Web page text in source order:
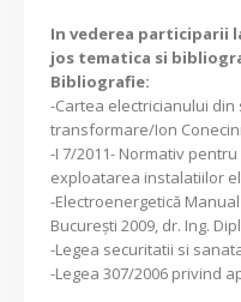
In vederea participarii
jos tematica si
Bibliografie:
-Cartea electricianului
transformare/Ion
-I 7/2011- Normativ
exploatarea instalatiilor
-Electroenergetică
București 2009, dr. Ing.
-Legea securitatii si
-Legea 307/2006 privind